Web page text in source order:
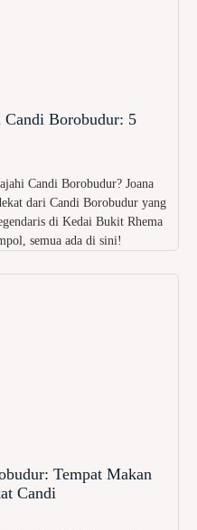
Candi Borobudur: 5
Candi Borobudur? Joana
dari Candi Borobudur yang
di Kedai Bukit Rhema
semua ada di sini!
Tempat Makan
Candi